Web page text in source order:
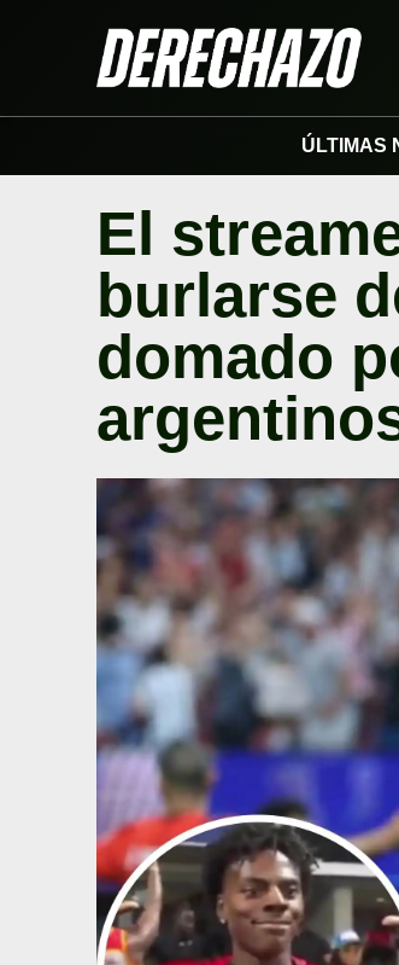
ÚLTIMAS
El
burlarse
domado